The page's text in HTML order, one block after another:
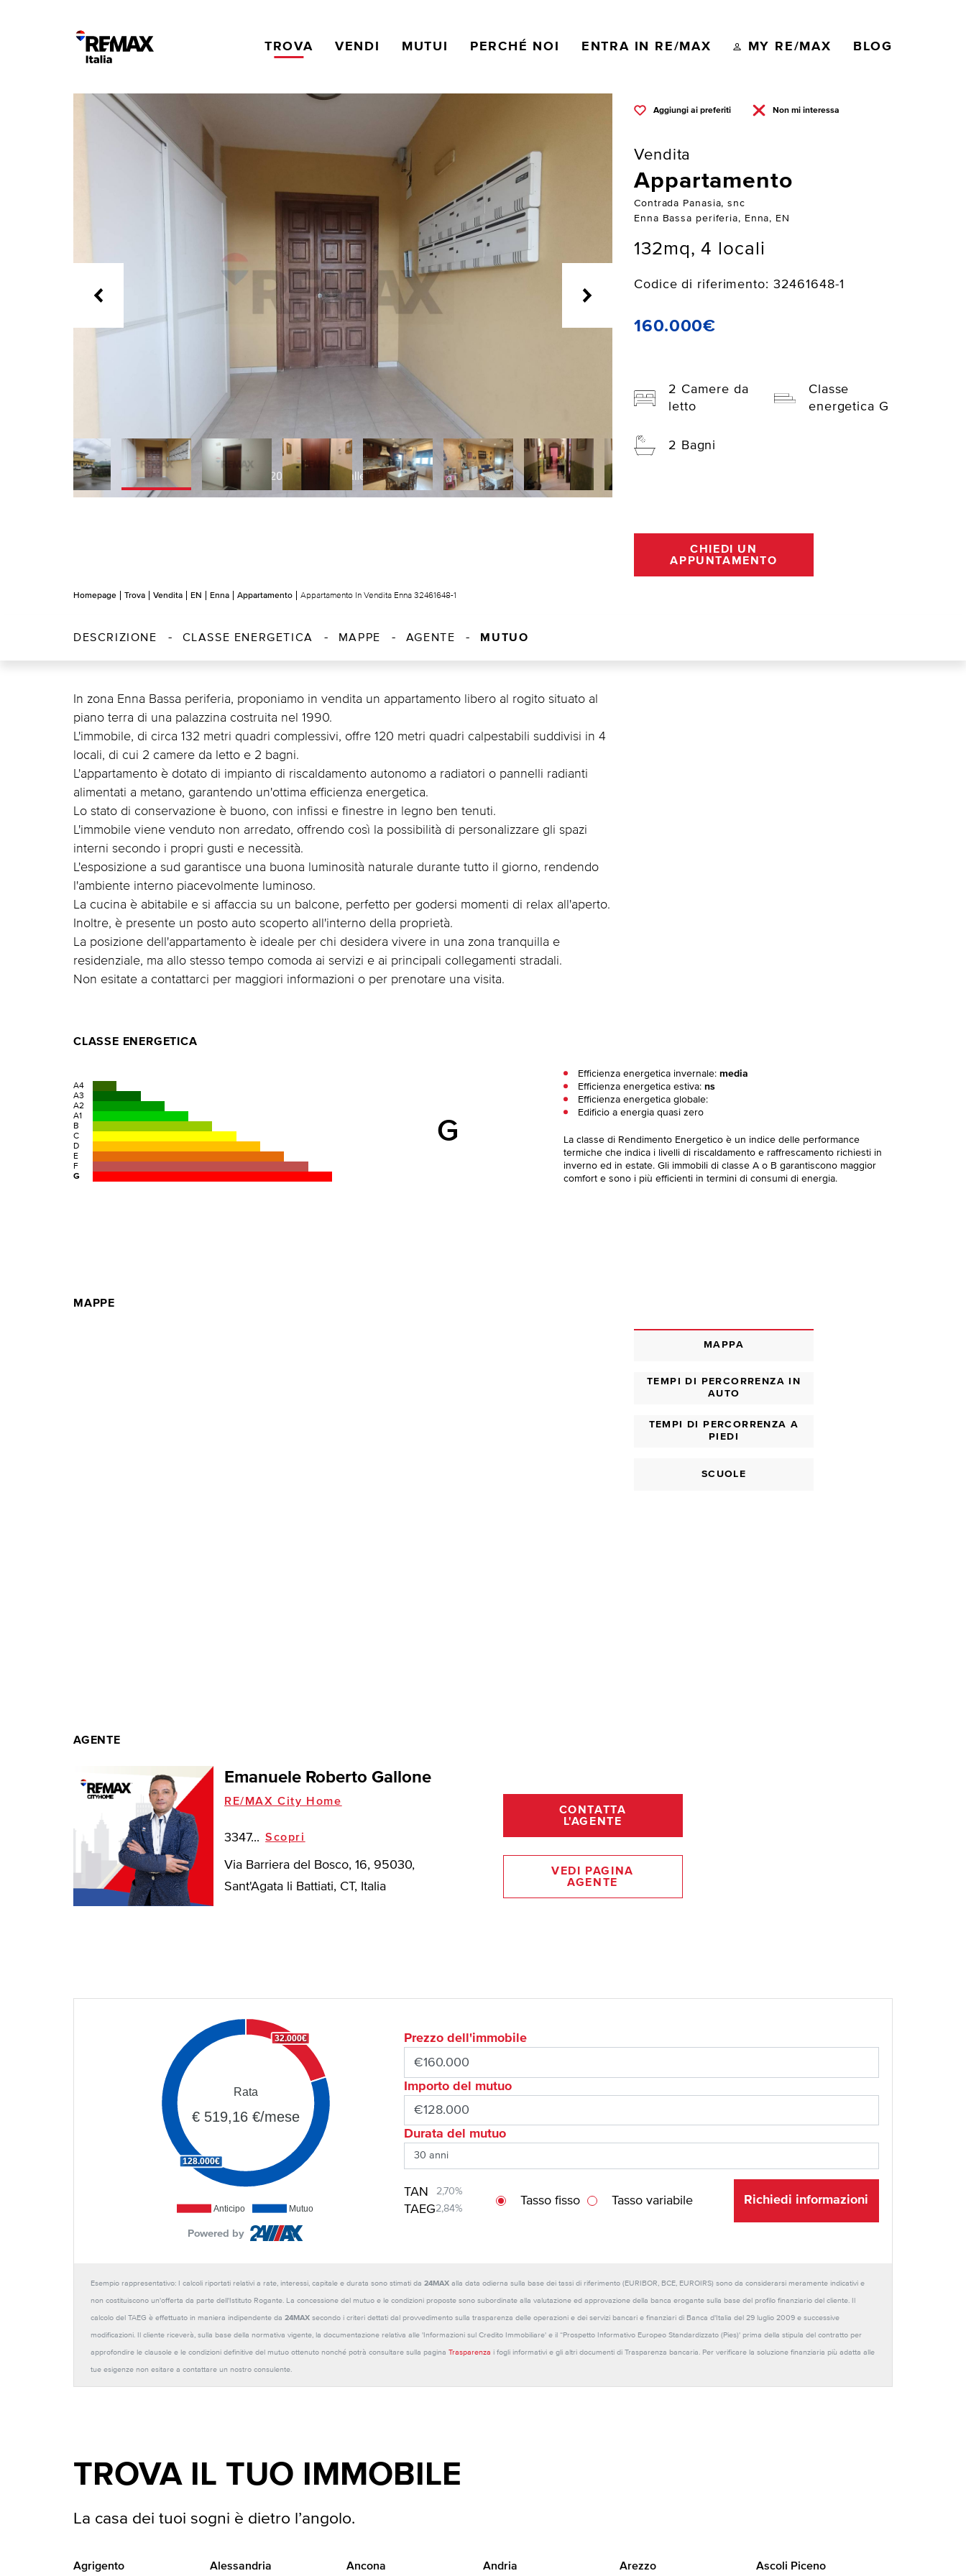
TROVA VENDI MUTUI PERCHÉ NOI ENTRA IN RE/MAX MY RE/MAX BLOG
Aggiungi ai preferiti Non mi interessa
Vendita
Appartamento
Contrada Panasia, snc
Enna Bassa periferia, Enna, EN
132mq, 4 locali
Codice di riferimento: 32461648-1
160.000€
2 Camere da
letto
Classe
energetica G
2 Bagni
CHIEDI UN
APPUNTAMENTO
Homepage Trova Vendita EN Enna Appartamento Appartamento In Vendita Enna 32461648-1
DESCRIZIONE CLASSE ENERGETICA MAPPE AGENTE MUTUO
In zona Enna Bassa periferia, proponiamo in vendita un appartamento libero al rogito situato al
piano terra di una palazzina costruita nel 1990.
L'immobile, di circa 132 metri quadri complessivi, offre 120 metri quadri calpestabili suddivisi in 4
locali, di cui 2 camere da letto e 2 bagni.
L'appartamento è dotato di impianto di riscaldamento autonomo a radiatori o pannelli radianti
alimentati a metano, garantendo un'ottima efficienza energetica.
Lo stato di conservazione è buono, con infissi e finestre in legno ben tenuti.
L'immobile viene venduto non arredato, offrendo così la possibilità di personalizzare gli spazi
interni secondo i propri gusti e necessità.
L'esposizione a sud garantisce una buona luminosità naturale durante tutto il giorno, rendendo
l'ambiente interno piacevolmente luminoso.
La cucina è abitabile e si affaccia su un balcone, perfetto per godersi momenti di relax all'aperto.
Inoltre, è presente un posto auto scoperto all'interno della proprietà.
La posizione dell'appartamento è ideale per chi desidera vivere in una zona tranquilla e
residenziale, ma allo stesso tempo comoda ai servizi e ai principali collegamenti stradali.
Non esitate a contattarci per maggiori informazioni o per prenotare una visita.
CLASSE ENERGETICA
A4
A3
A2
A1
B
C
D
E
F
G
G
Efficienza energetica invernale:media
Efficienza energetica estiva:ns
Efficienza energetica globale:
Edificio a energia quasi zero
La classe di Rendimento Energetico è un indice delle performance
termiche che indica i livelli di riscaldamento e raffrescamento richiesti in
inverno ed in estate. Gli immobili di classe A o B garantiscono maggior
comfort e sono i più efficienti in termini di consumi di energia.
MAPPE
MAPPA
TEMPI DI PERCORRENZA IN
AUTO
TEMPI DI PERCORRENZA A
PIEDI
SCUOLE
AGENTE
Emanuele Roberto Gallone
RE/MAX City Home
3347... Scopri
Via Barriera del Bosco, 16, 95030,
Sant'Agata li Battiati, CT, Italia
CONTATTA
L'AGENTE
VEDI PAGINA
AGENTE
Anticipo Mutuo
32.000€
128.000€
Rata
€ 519,16 €/mese
Powered by
Prezzo dell'immobile
Importo del mutuo
Durata del mutuo
TAN 2,70%
TAEG2,84%
Tasso fisso Tasso variabile Richiedi informazioni
Esempio rappresentativo: I calcoli riportati relativi a rate, interessi, capitale e durata sono stimati da 24MAXalla data odierna sulla base dei tassi di riferimento (EURIBOR, BCE, EUROIRS) sono da considerarsi meramente indicativi e
non costituiscono un'offerta da parte dell'Istituto Rogante. La concessione del mutuo e le condizioni proposte sono subordinate alla valutazione ed approvazione della banca erogante sulla base del profilo finanziario del cliente. Il
calcolo del TAEG è effettuato in maniera indipendente da 24MAXsecondo i criteri dettati dal provvedimento sulla trasparenza delle operazioni e dei servizi bancari e finanziari di Banca d'Italia del 29 luglio 2009 e successive
modificazioni. Il cliente riceverà, sulla base della normativa vigente, la documentazione relativa alle 'Informazioni sul Credito Immobiliare' e il “Prospetto Informativo Europeo Standardizzato (Pies)' prima della stipula del contratto per
approfondire le clausole e le condizioni definitive del mutuo ottenuto nonché potrà consultare sulla pagina Trasparenza i fogli informativi e gli altri documenti di Trasparenza bancaria. Per verificare la soluzione finanziaria più adatta alle
tue esigenze non esitare a contattare un nostro consulente.
TROVA IL TUO IMMOBILE
La casa dei tuoi sogni è dietro l’angolo.
Agrigento Alessandria Ancona Andria Arezzo Ascoli Piceno